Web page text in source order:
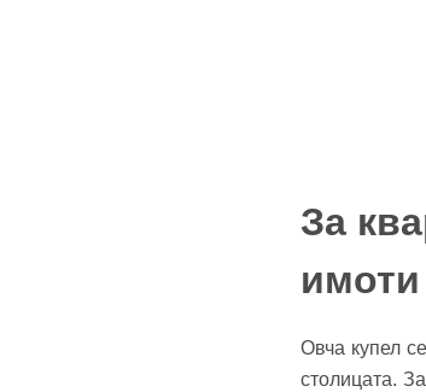
За
имоти
Овча купел
столицата.